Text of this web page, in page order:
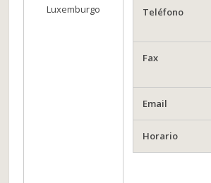
Luxemburgo Teléfono
Fax
Email
Horario